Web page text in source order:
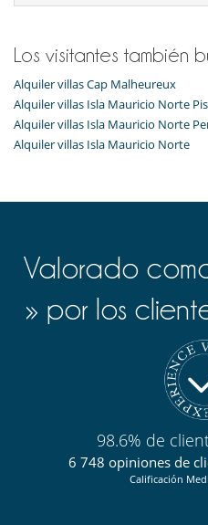
Los visitantes también
Alquiler villas Cap Malheureux
Alquiler villas Isla Mauricio Norte
Alquiler villas Isla Mauricio Norte
Alquiler villas Isla Mauricio Norte
Valorado
» por los
98.6% de
6 748 opiniones de
Calificación